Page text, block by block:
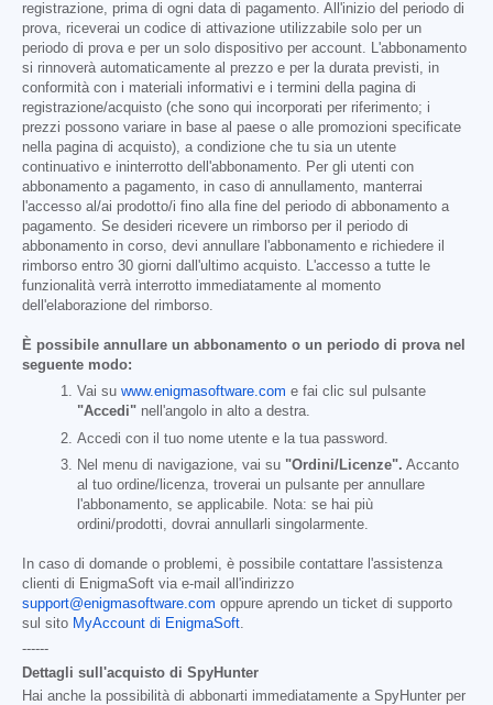
registrazione, prima di ogni data di pagamento. All'inizio del periodo di
prova, riceverai un codice di attivazione utilizzabile solo per un
periodo di prova e per un solo dispositivo per account. L'abbonamento
si rinnoverà automaticamente al prezzo e per la durata previsti, in
conformità con i materiali informativi e i termini della pagina di
registrazione/acquisto (che sono qui incorporati per riferimento; i
prezzi possono variare in base al paese o alle promozioni specificate
nella pagina di acquisto), a condizione che tu sia un utente
continuativo e ininterrotto dell'abbonamento. Per gli utenti con
abbonamento a pagamento, in caso di annullamento, manterrai
l'accesso al/ai prodotto/i fino alla fine del periodo di abbonamento a
pagamento. Se desideri ricevere un rimborso per il periodo di
abbonamento in corso, devi annullare l'abbonamento e richiedere il
rimborso entro 30 giorni dall'ultimo acquisto. L'accesso a tutte le
funzionalità verrà interrotto immediatamente al momento
dell'elaborazione del rimborso.
È possibile annullare un abbonamento o un periodo di prova nel
seguente modo:
Vai su www.enigmasoftware.com e fai clic sul pulsante
"Accedi" nell'angolo in alto a destra.
Accedi con il tuo nome utente e la tua password.
Nel menu di navigazione, vai su "Ordini/Licenze". Accanto
al tuo ordine/licenza, troverai un pulsante per annullare
l'abbonamento, se applicabile. Nota: se hai più
ordini/prodotti, dovrai annullarli singolarmente.
In caso di domande o problemi, è possibile contattare l'assistenza
clienti di EnigmaSoft via e-mail all'indirizzo
support@enigmasoftware.com oppure aprendo un ticket di supporto
sul sito MyAccount di EnigmaSoft
------
Dettagli sull'acquisto di SpyHunter
Hai anche la possibilità di abbonarti immediatamente a SpyHunter per